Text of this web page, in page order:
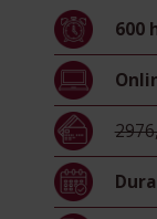
en600